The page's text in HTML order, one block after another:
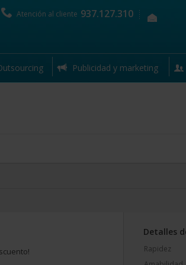
Atención al cliente 937.127.310
Publicidad y marketing
Detalles
Rapidez